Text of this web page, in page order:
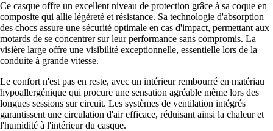
Ce casque offre un excellent niveau de protection grâce à sa coque en
composite qui allie légèreté et résistance. Sa technologie d'absorption
des chocs assure une sécurité optimale en cas d'impact, permettant aux
motards de se concentrer sur leur performance sans compromis. La
visière large offre une visibilité exceptionnelle, essentielle lors de la
conduite à grande vitesse.
Le confort n'est pas en reste, avec un intérieur rembourré en matériau
hypoallergénique qui procure une sensation agréable même lors des
longues sessions sur circuit. Les systèmes de ventilation intégrés
garantissent une circulation d'air efficace, réduisant ainsi la chaleur et
l'humidité à l'intérieur du casque.